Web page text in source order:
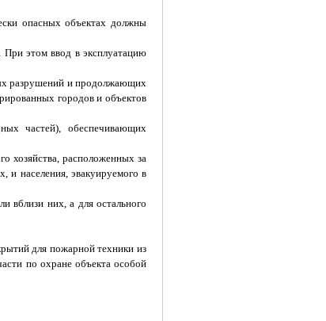
опасных объектах должны
этом ввод в эксплуатацию
разрушений и продолжающих
городов и объектов
частей), обеспечивающих
хозяйства, расположенных за
и населения, эвакуируемого в
вблизи них, а для остального
для пожарной техники из
по охране объекта особой